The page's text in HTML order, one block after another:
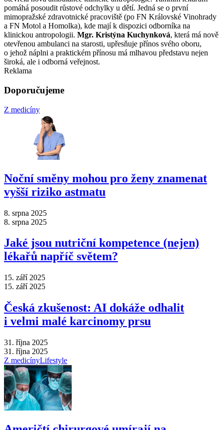
pomáhá posoudit růstové odchylky u dětí. Jedná se o první
mimopražské zdravotnické pracoviště (po FN Královské Vinohrady
a FN Motol a Homolka), kde mají k dispozici odborníka na
klinickou antropologii. Mgr. Kristýna Kuchynková, která má nově
otevřenou ambulanci na starosti, upřesňuje přínos svého oboru,
o jehož náplni a praktickém přínosu má mlhavou představu nejen
široká, ale i odborná veřejnost.
Reklama
Doporučujeme
Z medicíny
Noční směny mohou pro ženy znamenat
vyšší riziko astmatu
8. srpna 2025
8. srpna 2025
Jaké jsou nutriční kompetence (nejen)
lékařů napříč světem?
15. září 2025
15. září 2025
Česká zkušenost: AI dokáže odhalit
i velmi malé karcinomy prsu
31. října 2025
31. října 2025
Z medicínyLifestyle